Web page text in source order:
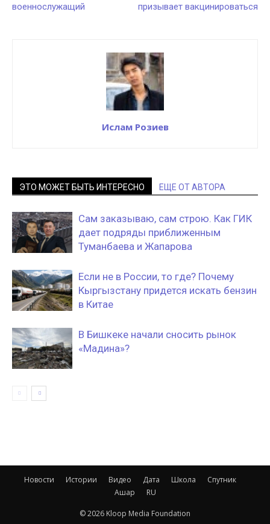
военнослужащий
призывает вакцинироваться
Ислам Розиев
ЭТО МОЖЕТ БЫТЬ ИНТЕРЕСНО ЕЩЕ ОТ АВТОРА
Сам заказываю, сам строю. Как ГИК
дает подряды приближенным
Туманбаева и Жапарова
Если не в России, то где? Почему
Кыргызстану придется искать бензин
в Китае
В Бишкеке начали сносить рынок
«Мадина»?
Новости Истории Видео Дата Школа
Спутник
Ашар
RU
© 2026 Kloop Media Foundation